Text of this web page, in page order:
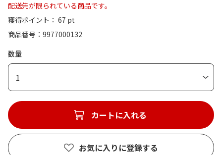
配送先が限られている商品です。
獲得ポイント： 67 pt
商品番号
9977000132
数量
1
カートに入れる
お気に入りに登録する